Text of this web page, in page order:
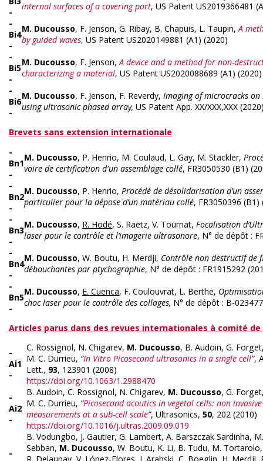
-
internal surfaces of a covering part, US Patent US2019366481
-
Bi4
-
M. Ducousso, F. Jenson, G. Ribay, B. Chapuis, L. Taupin,A
by guided waves, US Patent US2020149881 (A1) (2020)
-
Bi5
-
M. Ducousso, F. Jenson,A device and a method for non-
characterizing a material, US Patent US2020088689 (A1) (2020)
-
Bi6
-
M. Ducousso, F. Jenson, F. Reverdy, Imaging of microcracks
using ultrasonic phased array, US Patent App. XX/XXX,XXX
Brevets sans extension internationale
-
Bn1
-
M. Ducousso, P. Henrio, M. Coulaud, L. Gay, M. Stackler,
voire de certification d'un assemblage collé, FR3050530 (B1)
-
Bn2
-
M. Ducousso, P. Henrio, Procédé de désolidarisation d’un
particulier pour la dépose d’un matériau collé, FR3050396 (B1)
-
Bn3
-
M. Ducousso, R. Hodé, S. Raetz, V. Tournat, Focalisation
laser pour le contrôle et l’imagerie ultrasonore, N° de dépôt :
-
Bn4
-
M. Ducousso, W. Boutu, H. Merdji, Contrôle non destructif de
débouchantes par ptychographie, N° de dépôt : FR1915292
-
Bn5
-
M. Ducousso, E. Cuenca, F. Coulouvrat, L. Berthe,
choc laser pour le contrôle des collages, N° de dépôt : B-
Articles parus dans des revues internationales à comité
-
Ai1
-
C. Rossignol, N. Chigarev, M. Ducousso, B. Audoin, G.
M. C. Durrieu, “In Vitro Picosecond ultrasonics in a single cell”,
Lett., 93, 123901 (2008)
https://doi.org/10.1063/1.2988470
-
Ai2
-
B. Audoin, C. Rossignol, N. Chigarev, M. Ducousso, G.
M. C. Durrieu, “Picosecond acoutics in vegetal cells: non
measurements at a sub-cell scale”, Ultrasonics, 50, 202 (2010)
https://doi.org/10.1016/j.ultras.2009.09.019
-
B. Vodungbo, J. Gautier, G. Lambert, A. Barszczak Sardinha,
Sebban, M. Ducousso, W. Boutu, K. Li, B. Tudu, M.
R. Delaunay, V. López-Flores, J. Arabski, C. Boeglin, H. Merdji,